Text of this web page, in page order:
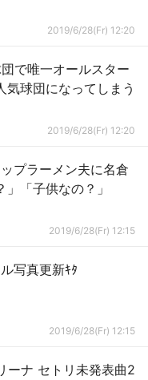
2019/6/28(Fr) 12:20
で唯一オールスター
球団になってしまう
2019/6/28(Fr) 12:20
プラーメン夫に名倉
「子供なの？」
2019/6/28(Fr) 12:15
写真更新ｷﾀ
2019/6/28(Fr) 12:15
ーナ セトリ未発表曲2